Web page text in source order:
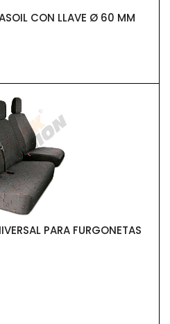
CON LLAVE Ø 60 MM
PARA FURGONETAS